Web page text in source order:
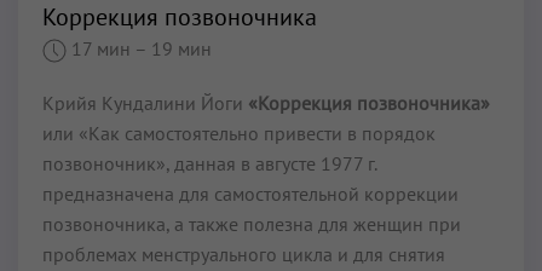
Коррекция позвоночника
17 мин – 19 мин
Крийя Кундалини Йоги «Коррекция позвоночника»
или «Как самостоятельно привести в порядок
позвоночник», данная в августе 1977 г.
предназначена для самостоятельной коррекции
позвоночника, а также полезна для женщин при
проблемах менструального цикла и для снятия